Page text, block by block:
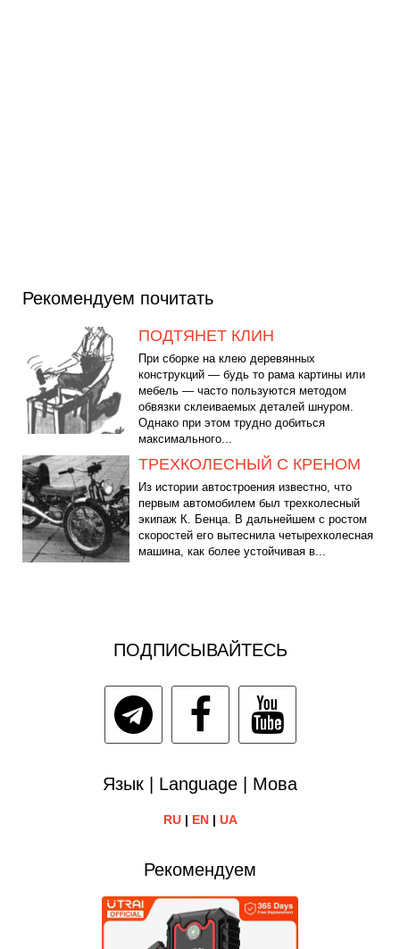
Рекомендуем почитать
ПОДТЯНЕТ КЛИН
При сборке на клею деревянных
конструкций — будь то рама картины или
мебель — часто пользуются методом
обвязки склеиваемых деталей шнуром.
Однако при этом трудно добиться
максимального...
ТРЕХКОЛЕСНЫЙ С КРЕНОМ
Из истории автостроения известно, что
первым автомобилем был трехколесный
экипаж К. Бенца. В дальнейшем с ростом
скоростей его вытеснила четырехколесная
машина, как более устойчивая в...
ПОДПИСЫВАЙТЕСЬ
Язык | Language | Мова
RU| EN| UA
Рекомендуем